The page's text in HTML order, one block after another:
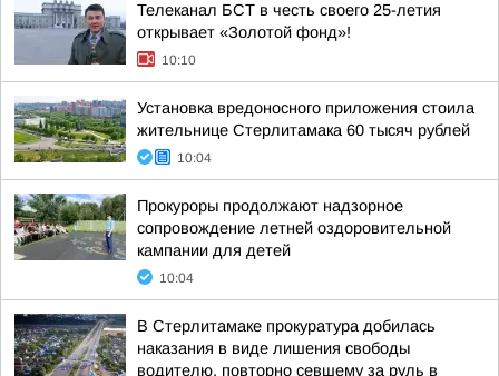
Телеканал БСТ в честь своего 25-летия
открывает «Золотой фонд»!
10:10
Установка вредоносного приложения стоила
жительнице Стерлитамака 60 тысяч рублей
10:04
Прокуроры продолжают надзорное
сопровождение летней оздоровительной
кампании для детей
10:04
В Стерлитамаке прокуратура добилась
наказания в виде лишения свободы
водителю, повторно севшему за руль в